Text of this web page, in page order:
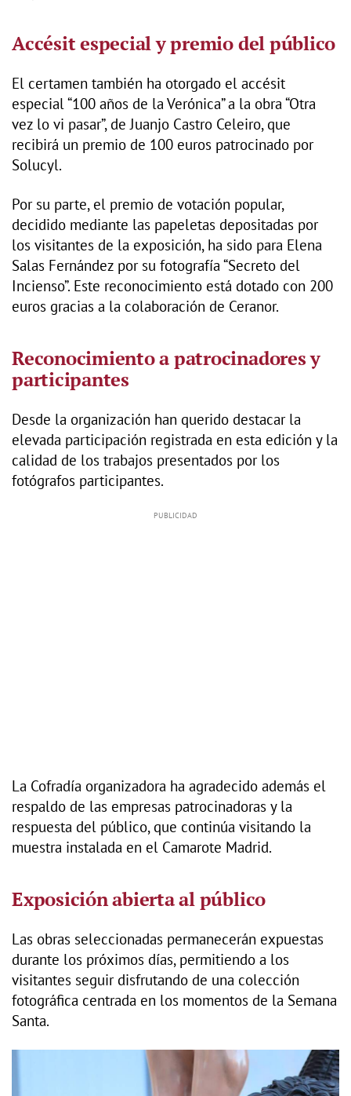
Accésit especial y premio del público
El certamen también ha otorgado el accésit
especial “100 años de la Verónica” a la obra “Otra
vez lo vi pasar”, de Juanjo Castro Celeiro, que
recibirá un premio de 100 euros patrocinado por
Solucyl.
Por su parte, el premio de votación popular,
decidido mediante las papeletas depositadas por
los visitantes de la exposición, ha sido para Elena
Salas Fernández por su fotografía “Secreto del
Incienso”. Este reconocimiento está dotado con 200
euros gracias a la colaboración de Ceranor.
Reconocimiento a patrocinadores y
participantes
Desde la organización han querido destacar la
elevada participación registrada en esta edición y la
calidad de los trabajos presentados por los
fotógrafos participantes.
La Cofradía organizadora ha agradecido además el
respaldo de las empresas patrocinadoras y la
respuesta del público, que continúa visitando la
muestra instalada en el Camarote Madrid.
Exposición abierta al público
Las obras seleccionadas permanecerán expuestas
durante los próximos días, permitiendo a los
visitantes seguir disfrutando de una colección
fotográfica centrada en los momentos de la Semana
Santa.